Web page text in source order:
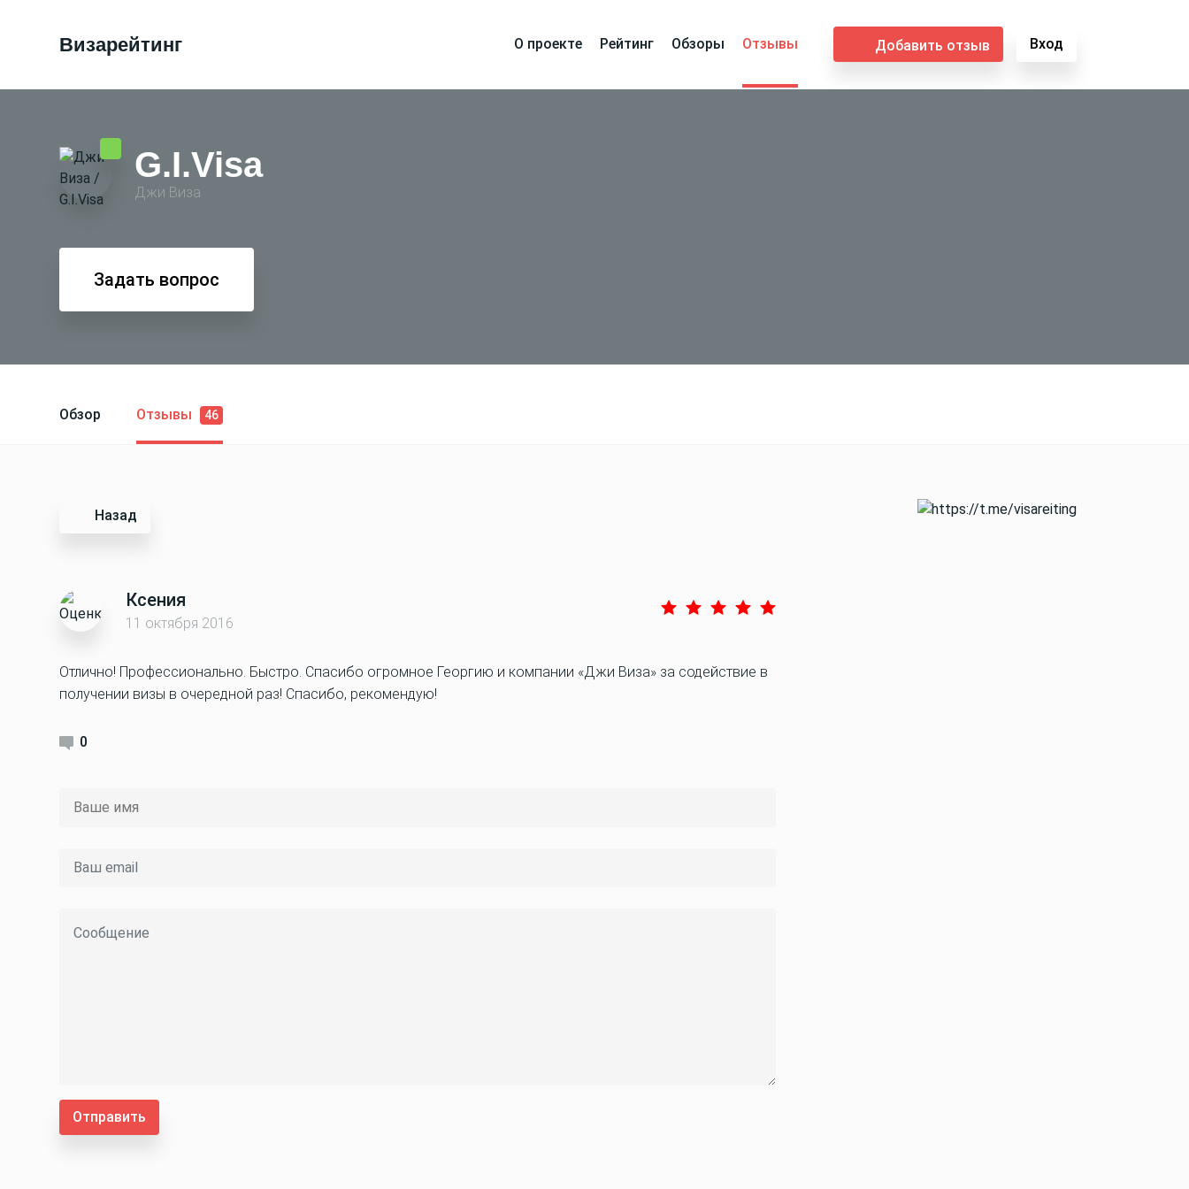
Визарейтинг О проекте Рейтинг Обзоры Отзывы Добавить отзыв Вход
G.I.Visa
Джи Виза
Задать вопрос
Обзор Отзывы 46
Назад
Ксения
11 октября 2016
Отлично! Профессионально. Быстро. Спасибо огромное Георгию и компании «Джи Виза» за содействие в
получении визы в очередной раз! Спасибо, рекомендую!
0
Отправить